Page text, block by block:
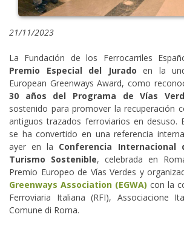
21/11/2023
La Fundación de los Ferrocarriles
Premio Especial del Jurado en la
European Greenways Award, como
30 años del Programa de Vías
sostenido para promover la recuperación
antiguos trazados ferroviarios en desuso.
se ha convertido en una referencia
ayer en la Conferencia Internacional
Turismo Sostenible, celebrada en
Premio Europeo de Vías Verdes y
Greenways Association (EGWA) con la
Ferroviaria Italiana (RFI), Associacione
Comune di Roma.